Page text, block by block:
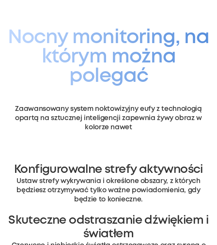
Nocny monitoring, na
którym można
polegać
Zaawansowany system noktowizyjny eufy z technologią
opartą na sztucznej inteligencji zapewnia żywy obraz w
kolorze nawet
Konfigurowalne strefy aktywności
Ustaw strefy wykrywania i określone obszary, z których
będziesz otrzymywać tylko ważne powiadomienia, gdy
będzie to konieczne.
Skuteczne odstraszanie dźwiękiem i
światłem